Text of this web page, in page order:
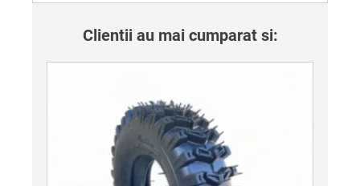
Clientii au mai cumparat si: